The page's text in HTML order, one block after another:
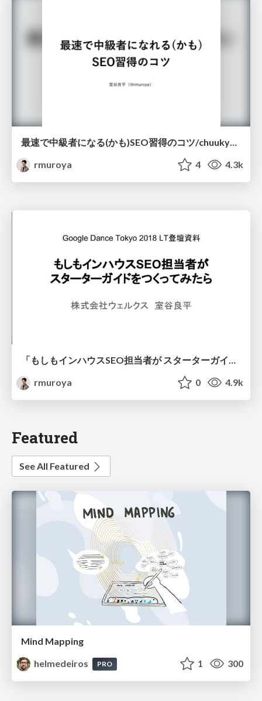
最速で中級者になる(かも)SEO習得のコツ/chuukyuu_seo
rmuroya
4 4.3k
「もしもインハウスSEO担当者が スターターガイドをつくってみたら / GoogleDanceTokyo2018LT-Muroya
rmuroya
0 4.9k
Featured
See All Featured
Mind Mapping
helmedeiros
PRO 1 300